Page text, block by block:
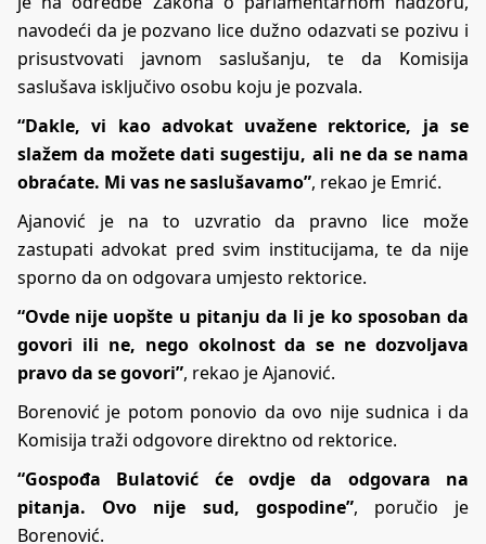
navodeći da je pozvano lice dužno odazvati se pozivu i
prisustvovati javnom saslušanju, te da Komisija
saslušava isključivo osobu koju je pozvala.
“Dakle, vi kao advokat uvažene rektorice, ja se
slažem da možete dati sugestiju, ali ne da se nama
obraćate. Mi vas ne saslušavamo”, rekao je Emrić.
Ajanović je na to uzvratio da pravno lice može
zastupati advokat pred svim institucijama, te da nije
sporno da on odgovara umjesto rektorice.
“Ovde nije uopšte u pitanju da li je ko sposoban da
govori ili ne, nego okolnost da se ne dozvoljava
pravo da se govori”, rekao je Ajanović.
Borenović je potom ponovio da ovo nije sudnica i da
Komisija traži odgovore direktno od rektorice.
“Gospođa Bulatović će ovdje da odgovara na
pitanja. Ovo nije sud, gospodine”, poručio je
Borenović.